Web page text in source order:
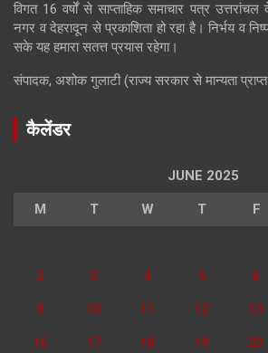
विगत 16 वर्षों से साप्ताहिक समाचार पत्र
नगर व देहरादून से प्रकाशिता हो रहा है। निर्भय व
सके यह हमारा सतत्त प्रयास रहेगा।
संपादक, अशोक गुलाटी (राज्य सरकार से मान्यता
कैलेंडर
JUNE 2025
M T W T F
2 3 4 5 6
9 10 11 12 13
16 17 18 19 20